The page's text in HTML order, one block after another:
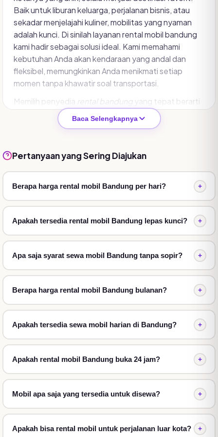
Baik untuk liburan keluarga, perjalanan bisnis, atau
sekadar menjelajahi kuliner, mobilitas yang nyaman
adalah kunci. Di sinilah layanan rental mobil bandung
kami hadir sebagai solusi ideal. Kami memahami
kebutuhan Anda akan kendaraan yang andal dan
fleksibel, memungkinkan Anda menikmati setiap
momen tanpa khawatir soal transportasi.
Memilih penyedia rental bandungyang tepat berarti
mendapatkan lebih dari sekadar kendaraan. Ini
tentang pengalaman perjalanan yang mulus, aman,
armada, mulai dari city car yang lincah hingga MPV
yang luas, semuanya terawat dengan baik dan siap
mengantar Anda ke tujuan.
Fleksibilitas Jadwal:
Sesuaikan durasi sewa
dengan rencana perjalanan Anda.
Pilihan Armada Beragam:Temukan mobil yang
sesuai dengan kebutuhan dan jumlah penumpang.
Staf kami siap membantu
Anda dengan proses sewa yang mudah dan cepat.
Kenyamanan & Keamanan:Kendaraan terawat
untuk perjalanan yang aman dan nyaman.
Jangan biarkan kendala transportasi menghalangi
kebutuhan sewa mobil Anda kepada kami dan rasakan
Temukan Kemudahan Sewa Mobil di
Bandung untuk Perjalanan Anda
Merencanakan liburan atau perjalanan bisnis ke
Bandung? Memilih opsi transportasi yang tepat
repot. Ketika Anda mencarirental mobil Bandung
Baca Selengkapnya
Pertanyaan yang Sering Diajukan
Berapa harga rental mobil Bandung per hari? +
Apakah tersedia rental mobil Bandung lepas kunci? +
Apa saja syarat sewa mobil Bandung tanpa sopir? +
Berapa harga rental mobil Bandung bulanan? +
Apakah tersedia sewa mobil harian di Bandung? +
Apakah rental mobil Bandung buka 24 jam? +
Mobil apa saja yang tersedia untuk disewa? +
Apakah bisa rental mobil untuk perjalanan luar kota? +